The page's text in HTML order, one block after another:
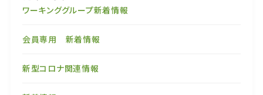
ワーキンググループ新着情報
会員専用 新着情報
新型コロナ関連情報